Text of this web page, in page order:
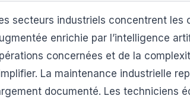
secteurs industriels concentrent les
enrichie par l’intelligence
concernées et de la
La maintenance industrielle
documenté. Les techniciens